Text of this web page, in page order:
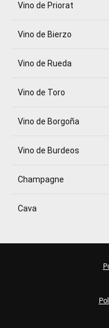
Vino de Priorat
Vino de Bierzo
Vino de Rueda
Vino de Toro
Vino de Borgoña
Vino de Burdeos
Champagne
Cava